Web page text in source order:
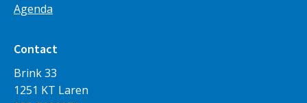
Agenda
Contact
Brink 33
1251 KT Laren